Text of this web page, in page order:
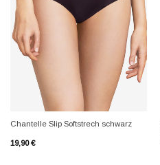
Chantelle Slip Softstrech schwarz
19,90€